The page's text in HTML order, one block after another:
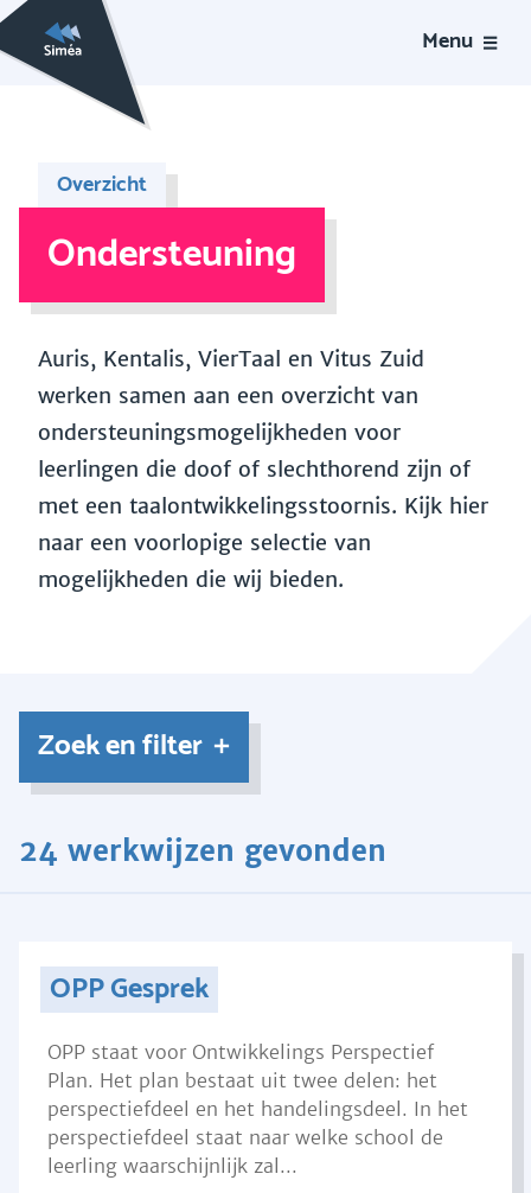
Menu
Overzicht
Ondersteuning
Auris, Kentalis, VierTaal en Vitus Zuid
werken samen aan een overzicht van
ondersteuningsmogelijkheden voor
leerlingen die doof of slechthorend zijn of
met een taalontwikkelingsstoornis. Kijk hier
naar een voorlopige selectie van
mogelijkheden die wij bieden.
Zoek en filter
24 werkwijzen gevonden
OPP Gesprek
OPP staat voor Ontwikkelings Perspectief
Plan. Het plan bestaat uit twee delen: het
perspectiefdeel en het handelingsdeel. In het
perspectiefdeel staat naar welke school de
leerling waarschijnlijk zal...